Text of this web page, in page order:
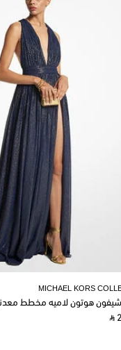
MICHAEL KORS
هوتون لاميه مخطط
⃁